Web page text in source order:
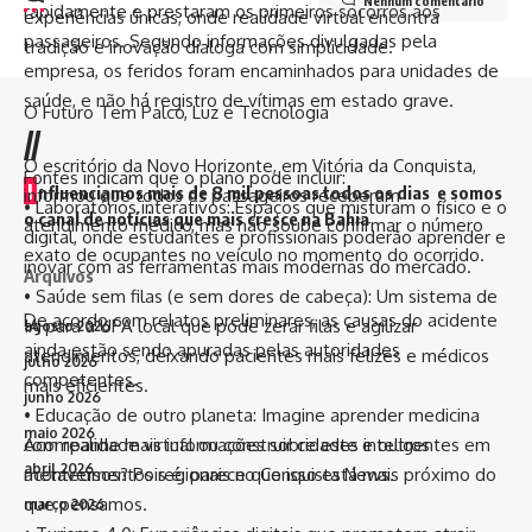
experiências únicas, onde realidade virtual encontra
tradição e inovação dialoga com simplicidade.
O Futuro Tem Palco, Luz e Tecnologia
Fontes indicam que o plano pode incluir:
• Laboratórios interativos: Espaços que misturam o físico e o
digital, onde estudantes e profissionais poderão aprender e
inovar com as ferramentas mais modernas do mercado.
• Saúde sem filas (e sem dores de cabeça): Um sistema de
IA para a UPA local que pode zerar filas e agilizar
atendimentos, deixando pacientes mais felizes e médicos
mais eficientes.
• Educação de outro planeta: Imagine aprender medicina
com realidade virtual ou construir cidades inteligentes em
metaversos? Pois é, parece que isso está mais próximo do
que pensamos.
rapidamente e prestaram os primeiros socorros aos
passageiros. Segundo informações divulgadas pela
empresa, os feridos foram encaminhados para unidades de
saúde, e não há registro de vítimas em estado grave.
O escritório da Novo Horizonte, em Vitória da Conquista,
informou que todos os passageiros receberam
atendimento médico, mas não soube confirmar o número
exato de ocupantes no veículo no momento do ocorrido.
De acordo com relatos preliminares, as causas do acidente
ainda estão sendo apuradas pelas autoridades
competentes.
Acompanhe mais informações sobre este e outros
acontecimentos regionais no Conquista News.
//
I nfluenciamos mais de 8 mil pessoas todos os dias e somos
o canal de notícias que mais cresce na Bahia
Arquivos
agosto 2026
julho 2026
junho 2026
maio 2026
abril 2026
março 2026